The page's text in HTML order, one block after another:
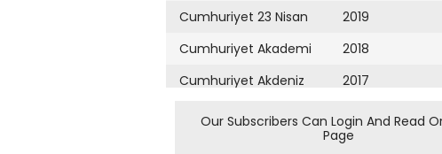
Cumhuriyet 23 Nisan
Cumhuriyet Akademi
Cumhuriyet Akdeniz
Cumhuriyet Alışveriş
2019
2018
2017
2016
2015
Our Subscribers Can Login And Read
Page